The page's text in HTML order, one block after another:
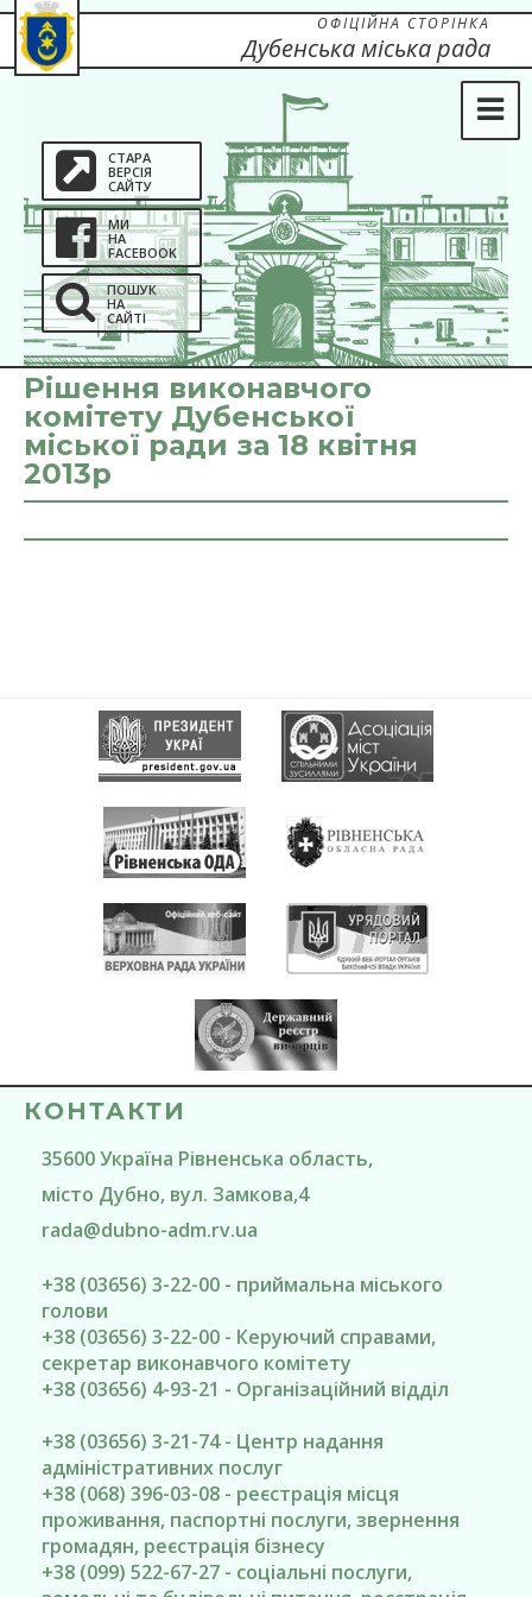
СТАРА
ВЕРСІЯ
САЙТУ
МИ
НА
FACEBOOK
ПОШУК
НА
САЙТІ
ОФІЦІЙНА СТОРІНКА
Дубенська міська рада
Рішення виконавчого
комітету Дубенської
міської ради за 18 квітня
2013р
КОНТАКТИ
35600Україна Рівненська область,
місто Дубно, вул. Замкова,4
rada@dubno-adm.rv.ua
+38 (03656) 3-22-00 - приймальна міського
голови
+38 (03656) 3-22-00 - Керуючий справами,
секретар виконавчого комітету
+38 (03656) 4-93-21 - Організаційний відділ
+38 (03656) 3-21-74 - Центр надання
адміністративних послуг
+38 (068) 396-03-08 - реєстрація місця
проживання, паспортні послуги, звернення
громадян, реєстрація бізнесу
+38 (099) 522-67-27 - соціальні послуги,